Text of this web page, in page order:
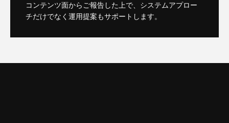
コンテンツ面からご報告した上で、システムアプロー
チだけでなく運用提案もサポートします。